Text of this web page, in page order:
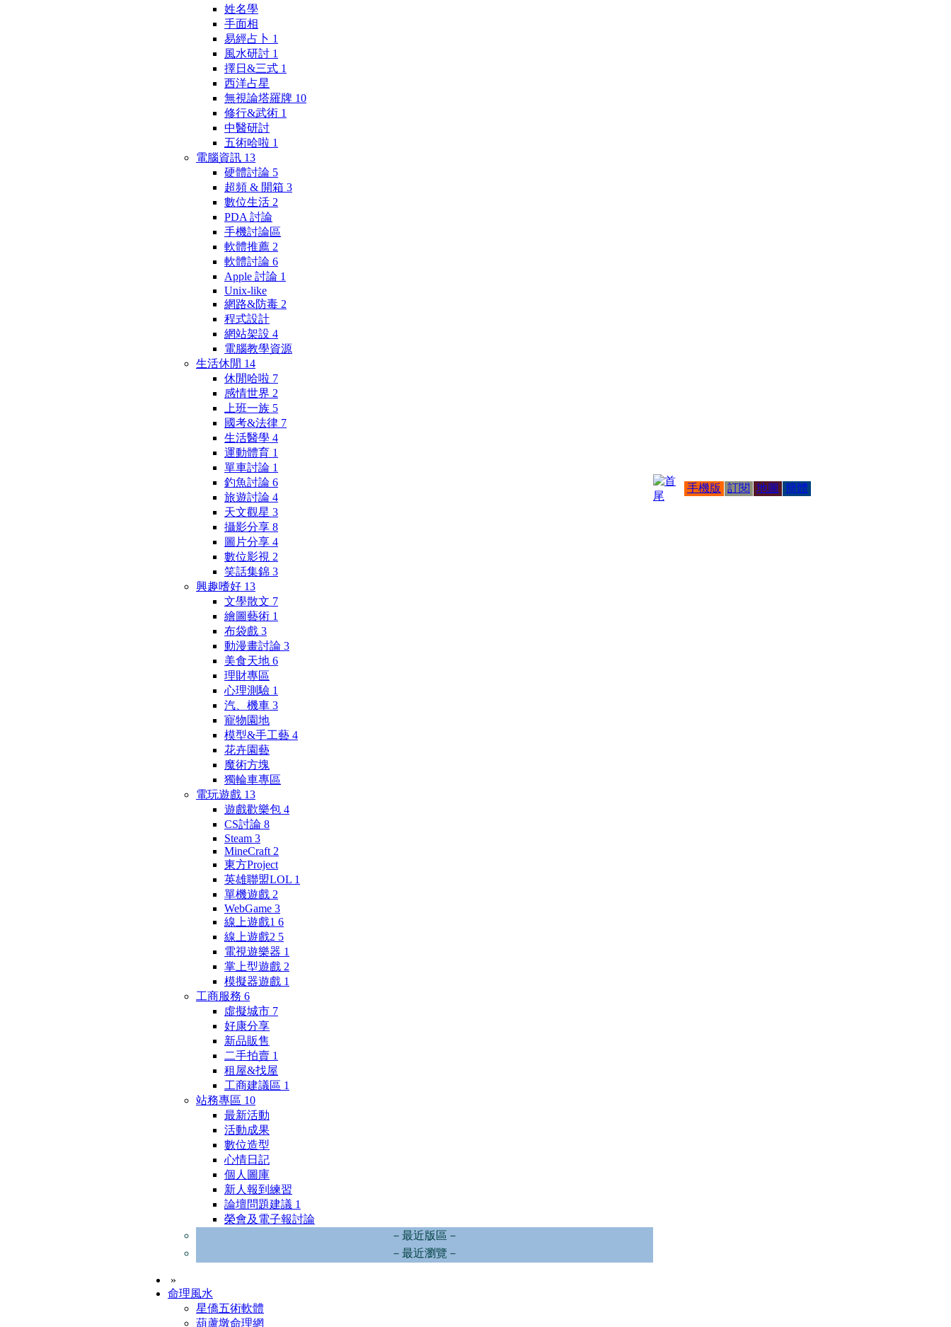
姓名學
手面相
易經占卜 1
風水研討 1
擇日&三式 1
西洋占星
無視論塔羅牌 10
修行&武術 1
中醫研討
五術哈啦 1
電腦資訊 13
硬體討論 5
超頻 & 開箱 3
數位生活 2
PDA 討論
手機討論區
軟體推薦 2
軟體討論 6
Apple 討論 1
Unix-like
網路&防毒 2
程式設計
網站架設 4
電腦教學資源
生活休閒 14
休閒哈啦 7
感情世界 2
上班一族 5
國考&法律 7
生活醫學 4
運動體育 1
單車討論 1
釣魚討論 6
旅遊討論 4
天文觀星 3
攝影分享 8
圖片分享 4
數位影視 2
笑話集錦 3
興趣嗜好 13
文學散文 7
繪圖藝術 1
布袋戲 3
動漫畫討論 3
美食天地 6
理財專區
心理測驗 1
汽、機車 3
寵物園地
模型&手工藝 4
花卉園藝
魔術方塊
獨輪車專區
電玩遊戲 13
遊戲歡樂包 4
CS討論 8
Steam 3
MineCraft 2
東方Project
英雄聯盟LOL 1
單機遊戲 2
WebGame 3
線上遊戲1 6
線上遊戲2 5
電視遊樂器 1
掌上型遊戲 2
模擬器遊戲 1
工商服務 6
虛擬城市 7
好康分享
新品販售
二手拍賣 1
租屋&找屋
工商建議區 1
站務專區 10
最新活動
活動成果
數位造型
心情日記
個人圖庫
新人報到練習
論壇問題建議 1
榮會及電子報討論
－最近版區－
－最近瀏覽－
»
命理風水
星僑五術軟體
葫蘆墩命理網
手機版 訂閱 地圖 簡體